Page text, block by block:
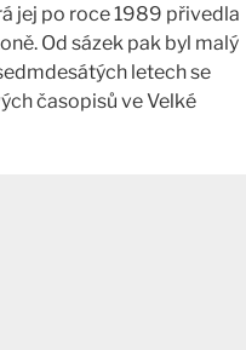
jej po roce 1989 přivedla
Od sázek pak byl malý
letech se
časopisů ve Velké